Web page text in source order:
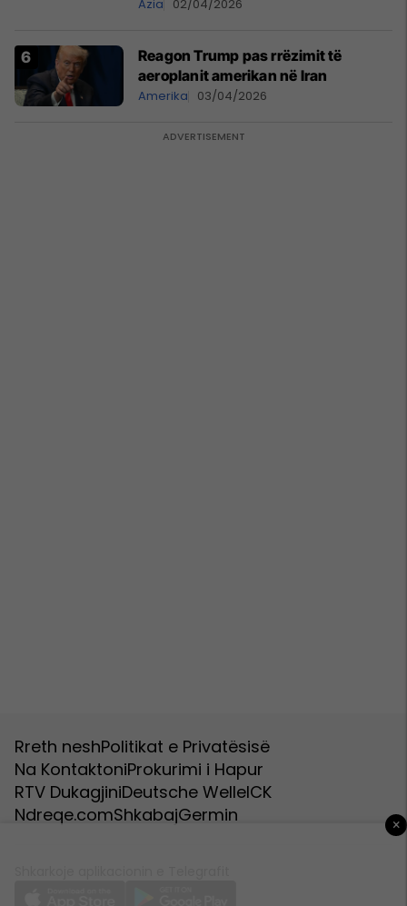
Azia 02/04/2026
Reagon Trump pas rrëzimit të
aeroplanit amerikan në Iran
Amerika 03/04/2026
Rreth neshPolitikat e Privatësisë
Na KontaktoniProkurimi i Hapur
RTV DukagjiniDeutsche WelleICK
Ndreqe.comShkabajGermin ×